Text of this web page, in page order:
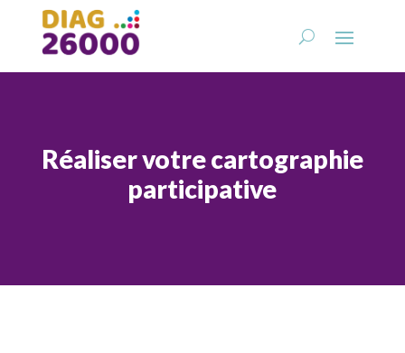
Réaliser votre cartographie
participative